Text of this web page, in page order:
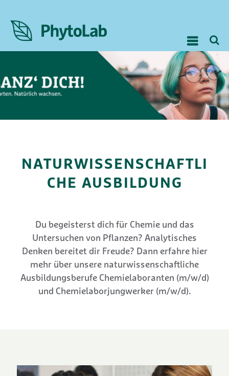
NATURWISSENSCHAFTLI
CHE AUSBILDUNG
Du begeisterst dich für Chemie und das
Untersuchen von Pflanzen? Analytisches
Denken bereitet dir Freude? Dann erfahre hier
mehr über unsere naturwissenschaftliche
Ausbildungsberufe Chemielaboranten (m/w/d)
und Chemielaborjungwerker (m/w/d).